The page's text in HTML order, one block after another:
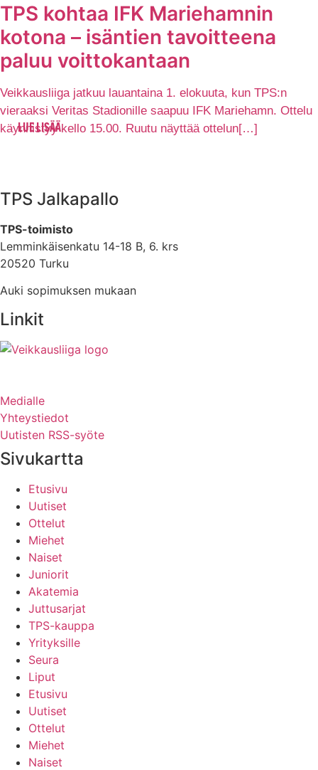
TPS kohtaa IFK Mariehamnin
kotona – isäntien tavoitteena
paluu voittokantaan
Veikkausliiga jatkuu lauantaina 1. elokuuta, kun TPS:n
vieraaksi Veritas Stadionille saapuu IFK Mariehamn. Ottelu
käynnistyy kello 15.00. Ruutu näyttää ottelun[…]
LUE LISÄÄ
TPS Jalkapallo
TPS-toimisto
Lemminkäisenkatu 14-18 B, 6. krs
20520 Turku
Auki sopimuksen mukaan
Linkit
Medialle
Yhteystiedot
Uutisten RSS-syöte
Sivukartta
Etusivu
Uutiset
Ottelut
Miehet
Naiset
Juniorit
Akatemia
Juttusarjat
TPS-kauppa
Yrityksille
Seura
Liput
Etusivu
Uutiset
Ottelut
Miehet
Naiset